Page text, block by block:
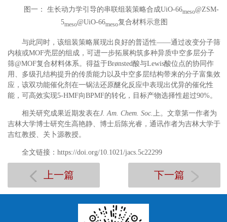
图一： 生长动力学引导的串联组装策略合成UiO-66meso@ZSM-
5meso@UiO-66meso复合材料示意图
与此同时，该组装策略展现出良好的普适性——通过改变分子筛
内核或MOF壳层的组成，可进一步拓展构筑多种异质中空多层分子
筛@MOF复合材料体系。得益于Brønsted酸与Lewis酸位点的协同作
用、多级孔结构提升的传质能力以及中空多层结构带来的分子富集效
应，该双功能催化剂在一锅法还原醚化反应中表现出优异的催化性
能，可高效实现5-HMF向BPMF的转化，目标产物选择性超过90%。
相关研究成果近期发表在J. Am. Chem. Soc.上。文章第一作者为
吉林大学博士研究生高艳静、博士后陈光睿，通讯作者为吉林大学于
吉红教授、关卜源教授。
全文链接：https://doi.org/10.1021/jacs.5c22299
上一篇 下一篇